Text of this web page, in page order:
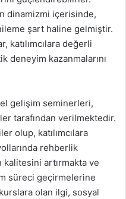
dinamizmi içerisinde,
şart haline gelmiştir.
katılımcılara değerli
deneyim kazanmalarını
gelişim seminerleri,
tarafından verilmektedir.
olup, katılımcılara
rehberlik
artırmakta ve
süreci geçirmelerine
kurslara olan ilgi, sosyal